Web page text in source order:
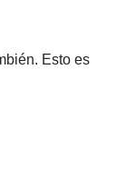
Esto es